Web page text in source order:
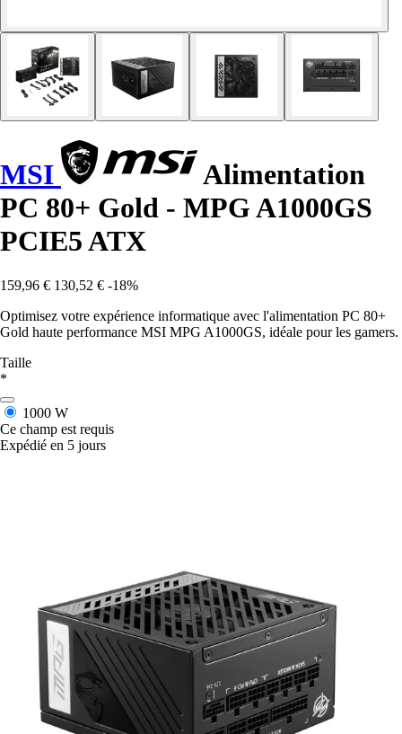
MSI
Alimentation
PC 80+ Gold - MPG A1000GS
PCIE5 ATX
159,96 € 130,52 € -18%
Optimisez votre expérience informatique avec l'alimentation PC 80+
Gold haute performance MSI MPG A1000GS, idéale pour les gamers.
Taille
*
1000 W
Ce champ est requis
Expédié en 5 jours